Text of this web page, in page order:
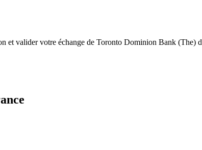
et valider votre échange de Toronto Dominion Bank (The)